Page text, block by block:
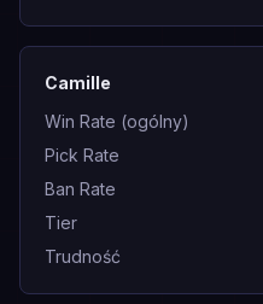
Camille
Win Rate (ogólny)
Pick Rate
Ban Rate
Tier
Trudność